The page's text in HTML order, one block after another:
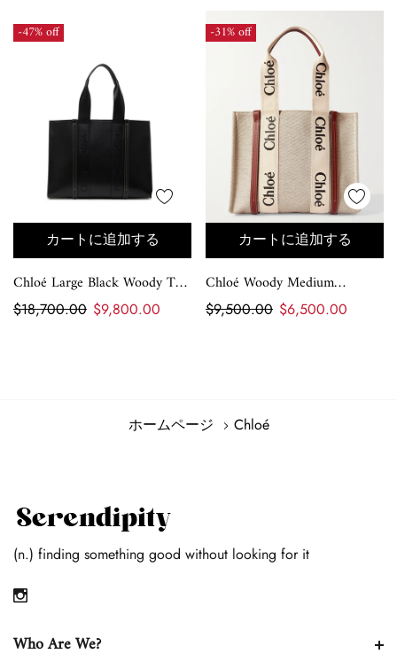
-47% off
Chloé Large Black Woody Tote
Bag
$18,700.00 $9,800.00
カートに追加する
-31% off
Chloé Woody Medium
Leather-Trimmed Cotton-
$9,500.00 $6,500.00
カートに追加する
ホームページ Chloé
(n.) finding something good without looking for it
Who Are We?